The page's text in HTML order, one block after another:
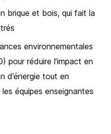
brique et bois, qui fait la
environnementales
pour réduire l’impact en
d’énergie tout en
équipes enseignantes